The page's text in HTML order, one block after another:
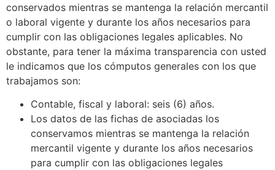
conservados mientras se mantenga la relación mercantil
o laboral vigente y durante los años necesarios para
cumplir con las obligaciones legales aplicables. No
obstante, para tener la máxima transparencia con usted
le indicamos que los cómputos generales con los que
trabajamos son:
Contable, fiscal y laboral: seis (6) años.
Los datos de las fichas de asociadas los
conservamos mientras se mantenga la relación
mercantil vigente y durante los años necesarios
para cumplir con las obligaciones legales